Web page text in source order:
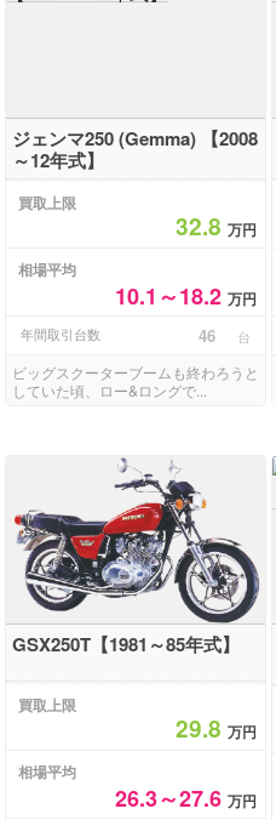
ジェンマ250 (Gemma) 【2008
～12年式】
買取上限
32.8万円
相場平均
10.1～18.2万円
年間取引台数 46 台
ビッグスクーターブームも終わろうと
していた頃、ロー&ロングで...
GSX250T【1981～85年式】
買取上限
29.8万円
相場平均
26.3～27.6万円